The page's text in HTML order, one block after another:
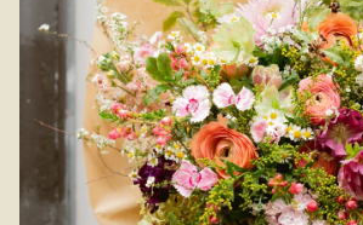
pleine de tendresse.